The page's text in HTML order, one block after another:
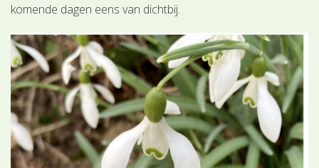
komende dagen eens van dichtbij.